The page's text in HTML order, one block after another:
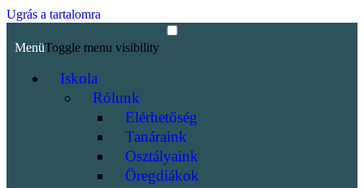
Ugrás a tartalomra
MenüToggle menu visibility
Iskola
Rólunk
Elérhetőség
Tanáraink
Osztályaink
Öregdiákok